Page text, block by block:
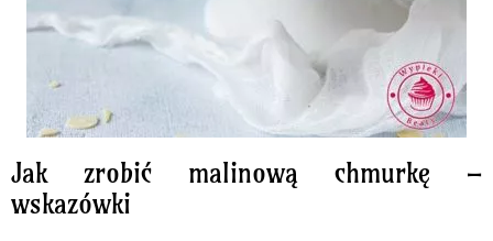
Jak zrobić malinową chmurkę –
wskazówki